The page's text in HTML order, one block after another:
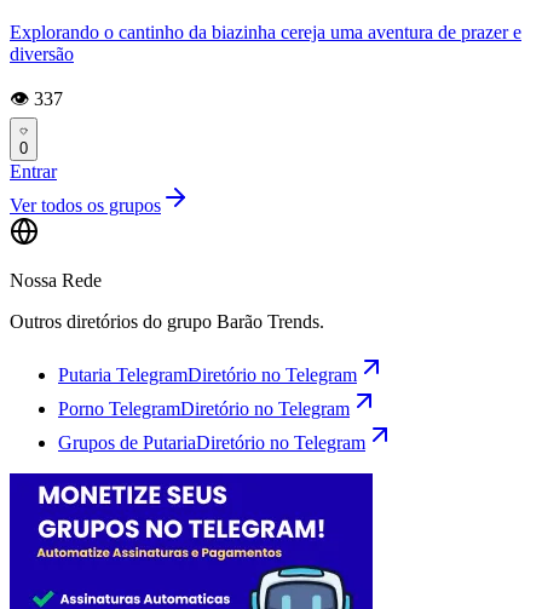
Explorando o cantinho da biazinha cereja uma aventura de prazer e
diversão
👁️ 337
0
Entrar
Ver todos os grupos
Nossa Rede
Outros diretórios do grupo Barão Trends.
Putaria TelegramDiretório no Telegram
Porno TelegramDiretório no Telegram
Grupos de PutariaDiretório no Telegram